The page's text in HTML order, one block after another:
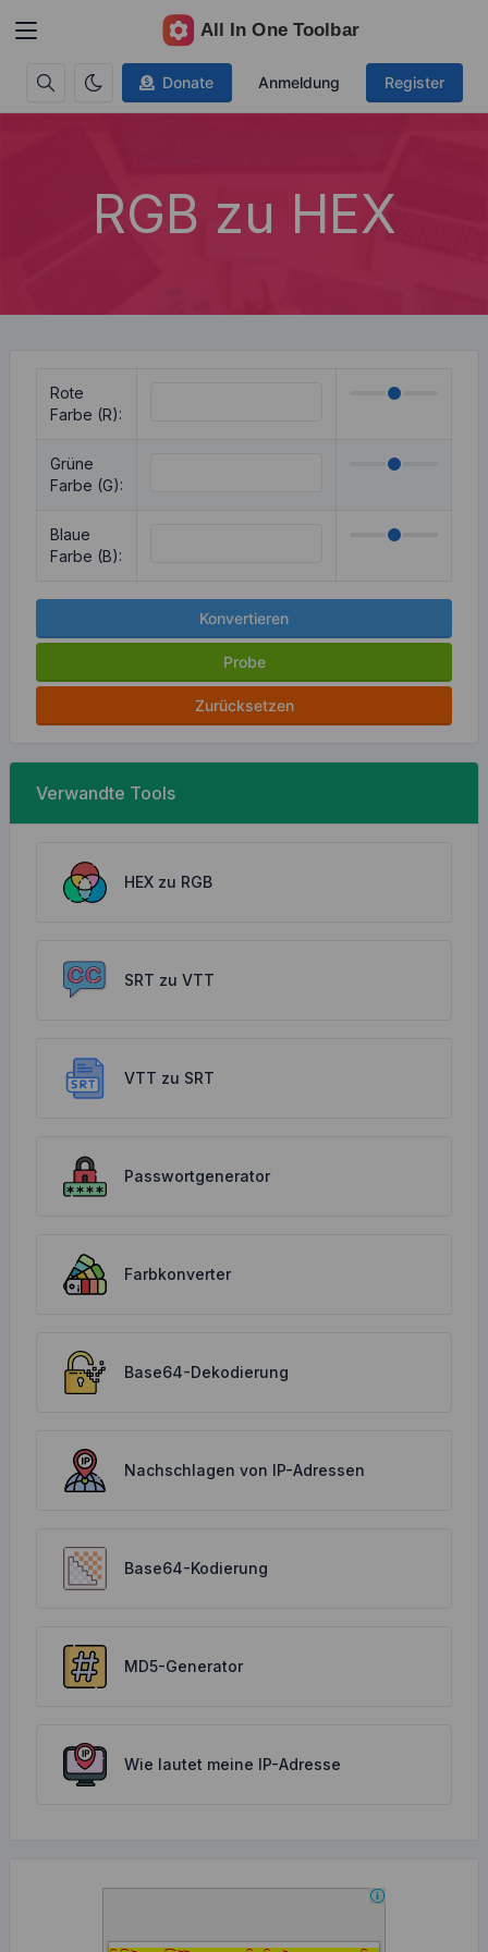
Donate Anmeldung Register
RGB zu HEX
Rote
Farbe (R):
Grüne
Farbe (G):
Blaue
Farbe (B):
Konvertieren
Probe
Zurücksetzen
Verwandte Tools
HEX zu RGB
SRT zu VTT
VTT zu SRT
Passwortgenerator
Farbkonverter
Base64-Dekodierung
Nachschlagen von IP-Adressen
Base64-Kodierung
MD5-Generator
Wie lautet meine IP-Adresse